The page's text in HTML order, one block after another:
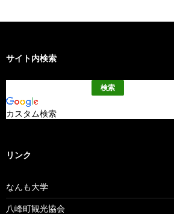
サイト内検索
カスタム検索
リンク
なんも大学
八峰町観光協会